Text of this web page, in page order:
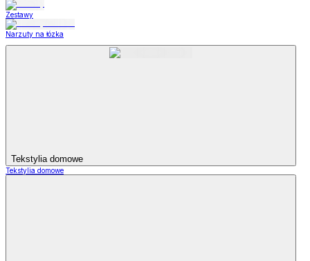
Zestawy
Narzuty na łózka
Tekstylia domowe
Tekstylia domowe